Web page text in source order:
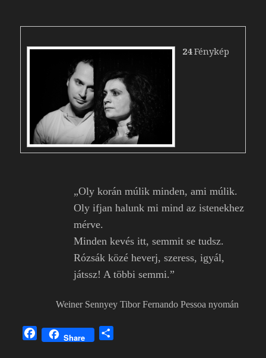
24Fénykép
„Oly korán múlik minden, ami múlik.
Oly ifjan halunk mi mind az istenekhez
mérve.
Minden kevés itt, semmit se tudsz.
Rózsák közé heverj, szeress, igyál,
játssz! A többi semmi.”
Weiner Sennyey Tibor Fernando Pessoa nyomán
F
Share